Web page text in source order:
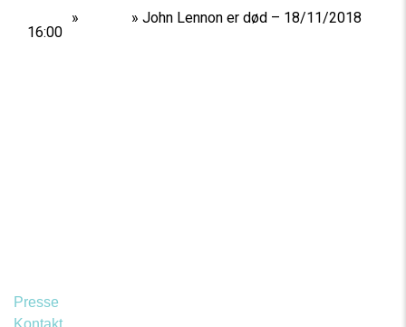
» » John Lennon er død – 18/11/2018
16:00
Presse
Kontakt